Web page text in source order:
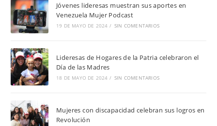
Jóvenes lideresas muestran sus aportes en
Venezuela Mujer Podcast
19 DE MAYO DE 2024 / SIN COMENTARIOS
Lideresas de Hogares de la Patria celebraron el
Día de las Madres
18 DE MAYO DE 2024 / SIN COMENTARIOS
Mujeres con discapacidad celebran sus logros en
Revolución